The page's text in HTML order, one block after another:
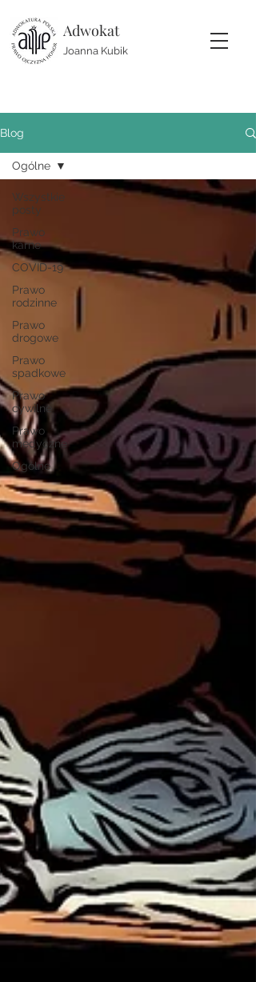
Joanna Kubik
Adwokat
Blog
Wszystkie
posty
Prawo
karne
COVID-19
Prawo
rodzinne
Prawo
drogowe
Prawo
spadkowe
Prawo
cywilne
Prawo
medyczne
Ogólne
Ogólne